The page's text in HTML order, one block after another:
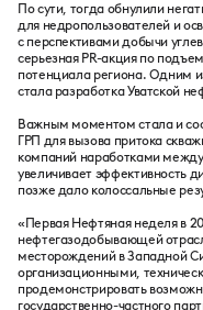
По сути, тогда обнулили
для недропользователей и
с перспективами добычи
серьезная PR-акция по
потенциала региона. Одним
стала разработка Уватской
Важным моментом стала и
ГРП для вызова притока
компаний наработками
увеличивает эффективность
позже дало колоссальные
«Первая Нефтяная неделя в
нефтегазодобывающей
месторождений в Западной
организационными,
продемонстрировать
государственно-частного